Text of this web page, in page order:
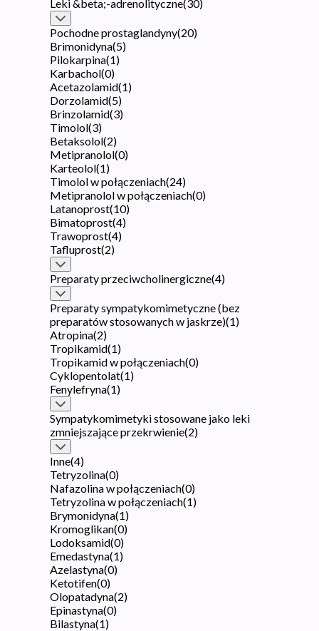
Leki &beta;-adrenolityczne(30)
Pochodne prostaglandyny(20)
Brimonidyna(5)
Pilokarpina(1)
Karbachol(0)
Acetazolamid(1)
Dorzolamid(5)
Brinzolamid(3)
Timolol(3)
Betaksolol(2)
Metipranolol(0)
Karteolol(1)
Timolol w połączeniach(24)
Metipranolol w połączeniach(0)
Latanoprost(10)
Bimatoprost(4)
Trawoprost(4)
Tafluprost(2)
Preparaty przeciwcholinergiczne(4)
Preparaty sympatykomimetyczne (bez
preparatów stosowanych w jaskrze)(1)
Atropina(2)
Tropikamid(1)
Tropikamid w połączeniach(0)
Cyklopentolat(1)
Fenylefryna(1)
Sympatykomimetyki stosowane jako leki
zmniejszające przekrwienie(2)
Inne(4)
Tetryzolina(0)
Nafazolina w połączeniach(0)
Tetryzolina w połączeniach(1)
Brymonidyna(1)
Kromoglikan(0)
Lodoksamid(0)
Emedastyna(1)
Azelastyna(0)
Ketotifen(0)
Olopatadyna(2)
Epinastyna(0)
Bilastyna(1)